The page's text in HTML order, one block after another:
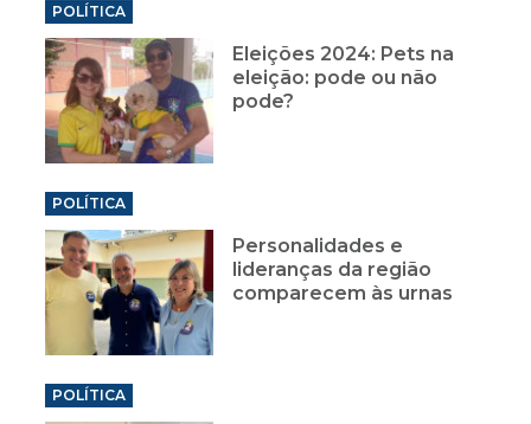
POLÍTICA
Eleições 2024: Pets na
eleição: pode ou não
pode?
POLÍTICA
Personalidades e
lideranças da região
comparecem às urnas
POLÍTICA